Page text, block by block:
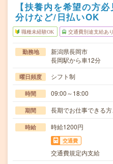
【扶養内を希望の方
分けなど/日払いOK
職種未経験OK 交通費別途支給あり
勤務地
新潟県長岡市
長岡駅から車12分
曜日頻度 シフト制
時間 09:00～18:00
期間 長期でお仕事できる方
時給 時給1200円
交通費
交通費規定内支給